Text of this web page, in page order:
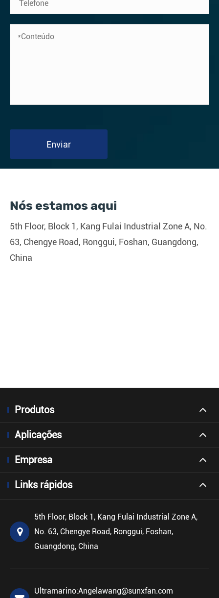
Enviar
Nós estamos aqui
5th Floor, Block 1, Kang Fulai Industrial Zone A, No.
63, Chengye Road, Ronggui, Foshan, Guangdong,
China
Produtos
Aplicações
Empresa
Links rápidos
5th Floor, Block 1, Kang Fulai Industrial Zone A,
No. 63, Chengye Road, Ronggui, Foshan,
Guangdong, China
Ultramarino:Angelawang@sunxfan.com